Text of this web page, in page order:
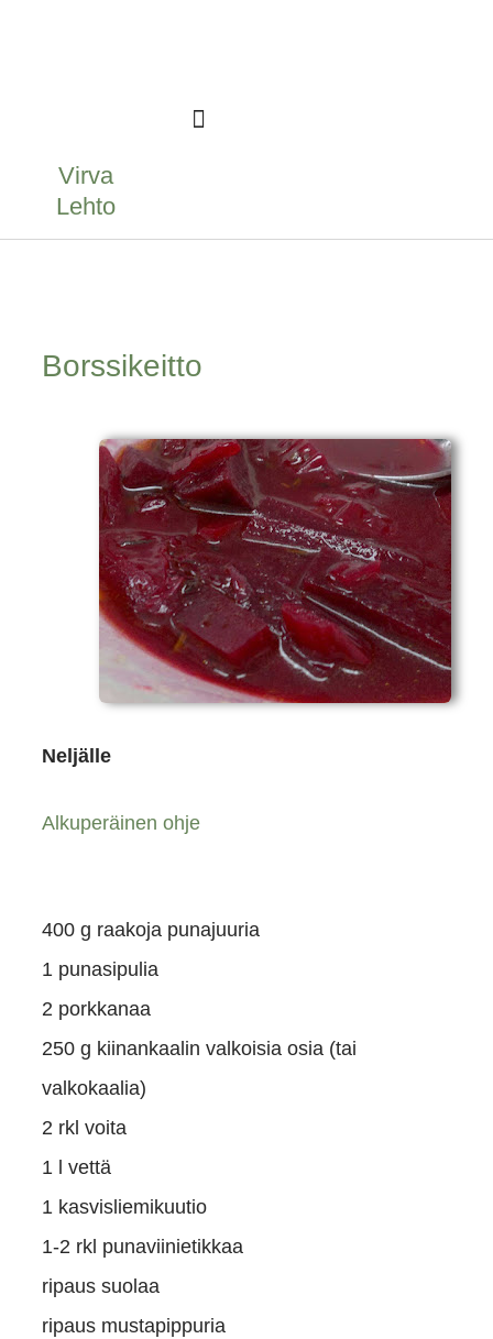
Virva
Lehto
Borssikeitto
Neljälle
Alkuperäinen ohje
400 g raakoja punajuuria
1 punasipulia
2 porkkanaa
250 g kiinankaalin valkoisia osia (tai
valkokaalia)
2 rkl voita
1 l vettä
1 kasvisliemikuutio
1-2 rkl punaviinietikkaa
ripaus suolaa
ripaus mustapippuria